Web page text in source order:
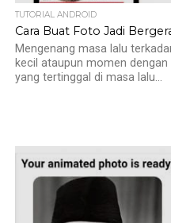
TUTORIAL ANDROID
Cara Buat Foto Jadi
Mengenang masa lalu
kecil ataupun momen
yang tertinggal di masa lalu...